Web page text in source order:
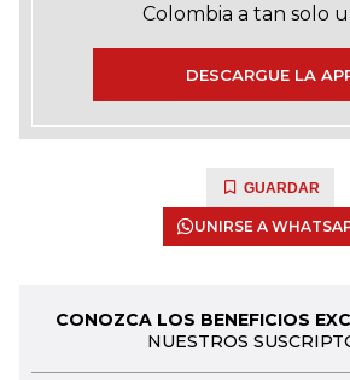
Colombia a tan solo
DESCARGUE LA
GUARDAR
UNIRSE A
CONOZCA LOS BENEFICIOS
NUESTROS